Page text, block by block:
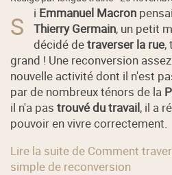
S i Emmanuel Macron
Thierry Germain, un petit
décidé detraverser la rue,
grand ! Une reconversion
nouvelle activité dont il n'est
par de nombreux ténors de la
il n'a pastrouvé du travail, il a
pouvoir en vivre correctement.
Lire la suite de Comment
simple de reconversion